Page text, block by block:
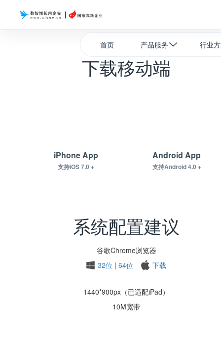
首页 产品服务 行业
下载移动端
iPhone App
支持iOS 7.0 +
Android App
支持Android 4.0 +
系统配置建议
谷歌Chrome浏览器
32位 | 64位 下载
1440*900px（已适配iPad）
10M宽带